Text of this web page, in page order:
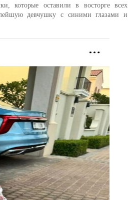
которые оставили в восторге всех
девчушку с синими глазами и